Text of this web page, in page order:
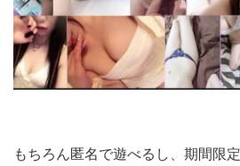
もちろん匿名で遊べるし、期間限